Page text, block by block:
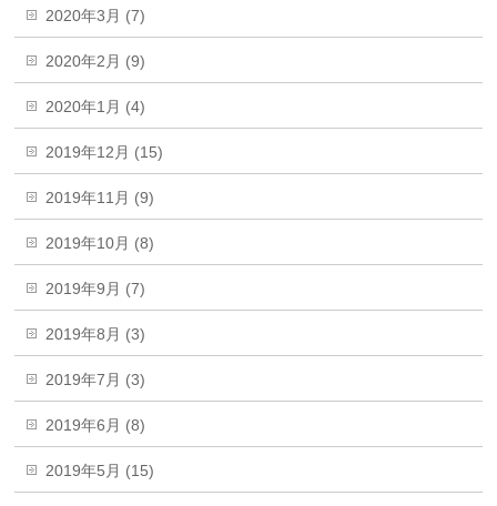
2020年3月 (7)
2020年2月 (9)
2020年1月 (4)
2019年12月 (15)
2019年11月 (9)
2019年10月 (8)
2019年9月 (7)
2019年8月 (3)
2019年7月 (3)
2019年6月 (8)
2019年5月 (15)